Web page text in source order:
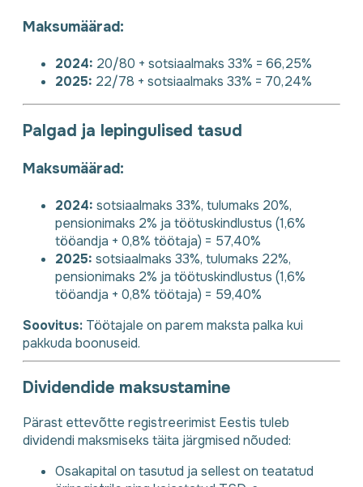
Maksumäärad:
2024: 20/80 + sotsiaalmaks 33% = 66,25%
2025: 22/78 + sotsiaalmaks 33% = 70,24%
Palgad ja lepingulised tasud
Maksumäärad:
2024: sotsiaalmaks 33%, tulumaks 20%,
pensionimaks 2% ja töötuskindlustus (1,6%
tööandja + 0,8% töötaja) = 57,40%
2025: sotsiaalmaks 33%, tulumaks 22%,
pensionimaks 2% ja töötuskindlustus (1,6%
tööandja + 0,8% töötaja) = 59,40%
Soovitus: Töötajale on parem maksta palka kui
pakkuda boonuseid.
Dividendide maksustamine
Pärast ettevõtte registreerimist Eestis tuleb
dividendi maksmiseks täita järgmised nõuded:
Osakapital on tasutud ja sellest on teatatud